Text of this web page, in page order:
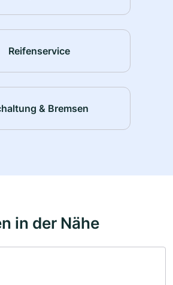
Reifenservice
& Bremsen
in der Nähe